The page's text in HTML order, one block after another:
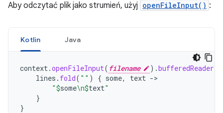
Aby odczytać plik jako strumień, użyj openFileInput() :
Kotlin Java
context.openFileInput( filename ).bufferedReader
lines . fold( "" ) { some, text ->
"$some\n$text"
}
}